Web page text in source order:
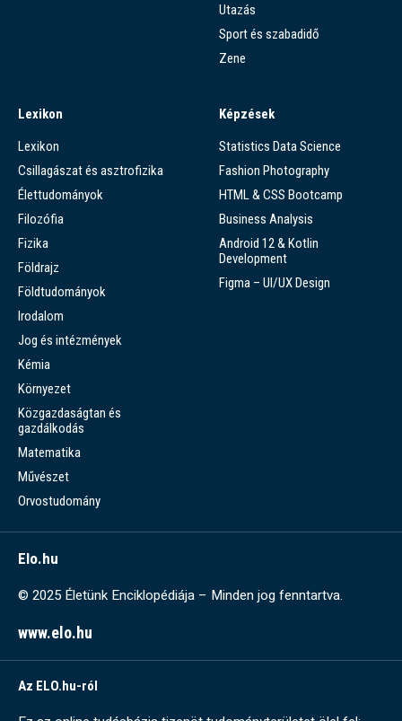
Utazás
Sport és szabadidő
Zene
Lexikon
Lexikon
Csillagászat és asztrofizika
Élettudományok
Filozófia
Fizika
Földrajz
Földtudományok
Irodalom
Jog és intézmények
Kémia
Környezet
Közgazdaságtan és
gazdálkodás
Matematika
Művészet
Orvostudomány
Képzések
Statistics Data Science
Fashion Photography
HTML & CSS Bootcamp
Business Analysis
Android 12 & Kotlin
Development
Figma – UI/UX Design
Elo.hu
© 2025 Életünk Enciklopédiája – Minden jog fenntartva.
www.elo.hu
Az ELO.hu-ról